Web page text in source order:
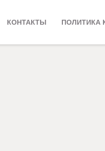
КОНТАКТЫ ПОЛИТИКА